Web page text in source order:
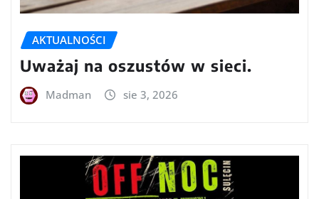
AKTUALNOŚCI
Uważaj na oszustów w sieci.
Madman sie 3, 2026